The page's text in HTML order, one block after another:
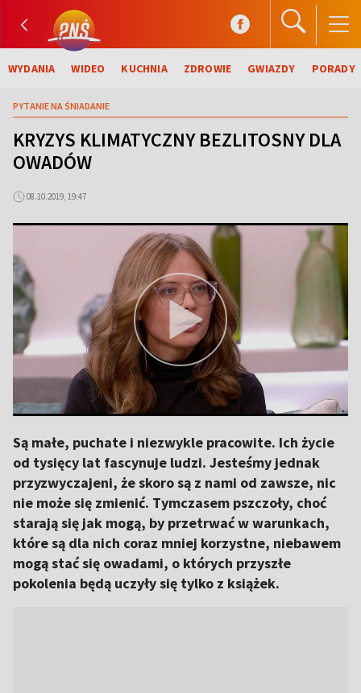
WYDANIA WIDEO KUCHNIA ZDROWIE GWIAZDY PORADY
PYTANIE NA ŚNIADANIE
KRYZYS KLIMATYCZNY BEZLITOSNY DLA
OWADÓW
08.10.2019, 19:47
Są małe, puchate i niezwykle pracowite. Ich życie
od tysięcy lat fascynuje ludzi. Jesteśmy jednak
przyzwyczajeni, że skoro są z nami od zawsze, nic
nie może się zmienić. Tymczasem pszczoły, choć
starają się jak mogą, by przetrwać w warunkach,
które są dla nich coraz mniej korzystne, niebawem
mogą stać się owadami, o których przyszłe
pokolenia będą uczyły się tylko z książek.